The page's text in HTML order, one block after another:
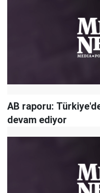
AB raporu:
devam ediyor